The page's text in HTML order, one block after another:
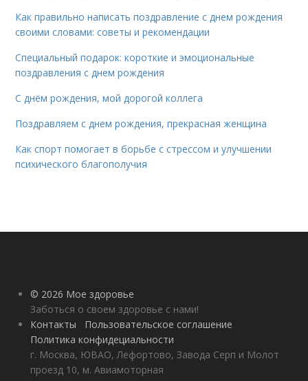
Как правильно написать поздравление с днем рождения
своими словами: советы и рекомендации
Специальный подарок: короткие и эмоциональные
поздравления с днем рождения
С днём рождения, мой дорогой коллега
Поздравляем с днем рождения, прекрасная женщина
Как спорт помогает в борьбе с стрессом и улучшении
психического благополучия
© 2026 Мое здоровье
Заботься о своем здоровье с нами!
Контакты
Пользовательское соглашение
Политика конфидециальности
г. Москва, ЮВАО, Лефортово, Завода Серп и Молот
проезд 10, м. Авиамоторная